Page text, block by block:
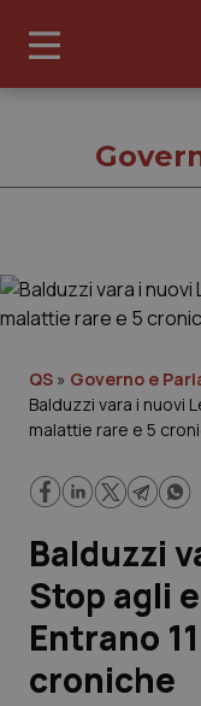
Governo e
Regioni e Asl
Lavoro e
Scienza e
Studi e Analisi
QS » Governo e
Balduzzi vara i nuovi
malattie rare e 5
Balduzzi
Stop agli
Entrano
croniche